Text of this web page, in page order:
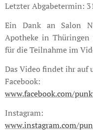
Letzter Abgabetermin:
Ein Dank an Salon
Apotheke in
für die Teilnahme im
Das Video findet ihr auf
Facebook:
www.facebook.com/
Instagram:
www.instagram.com/